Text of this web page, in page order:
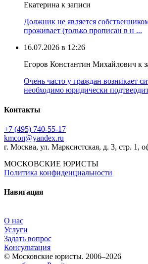
Екатерина к записи
Должник не является
проживает (только прописан в н ...
16.07.2026 в 12:26
Егоров Константин Михайлович к
Очень часто у граждан возникает
необходимо юридически
Контакты
+7 (495) 740‑55‑17
kmcon@yandex.ru
г. Москва, ул. Марксистская, д. 3, стр. 1,
МОСКОВСКИЕ ЮРИСТЫ
Политика конфиденциальности
Навигация
О нас
Услуги
Задать вопрос
Консультация
© Московские юристы. 2006–2026